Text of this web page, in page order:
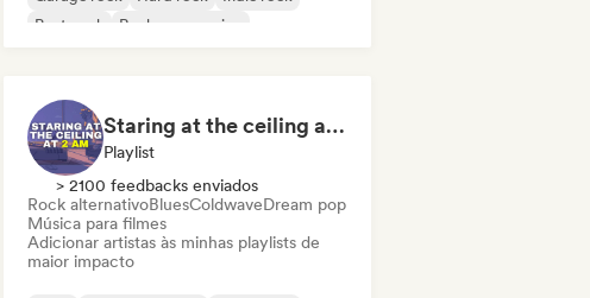
Post punk
Rock progressivo
Staring at the ceiling at 2am
Playlist
> 2100 feedbacks enviados
Rock alternativoBluesColdwaveDream pop
Música para filmes
Adicionar artistas às minhas playlists de
maior impacto